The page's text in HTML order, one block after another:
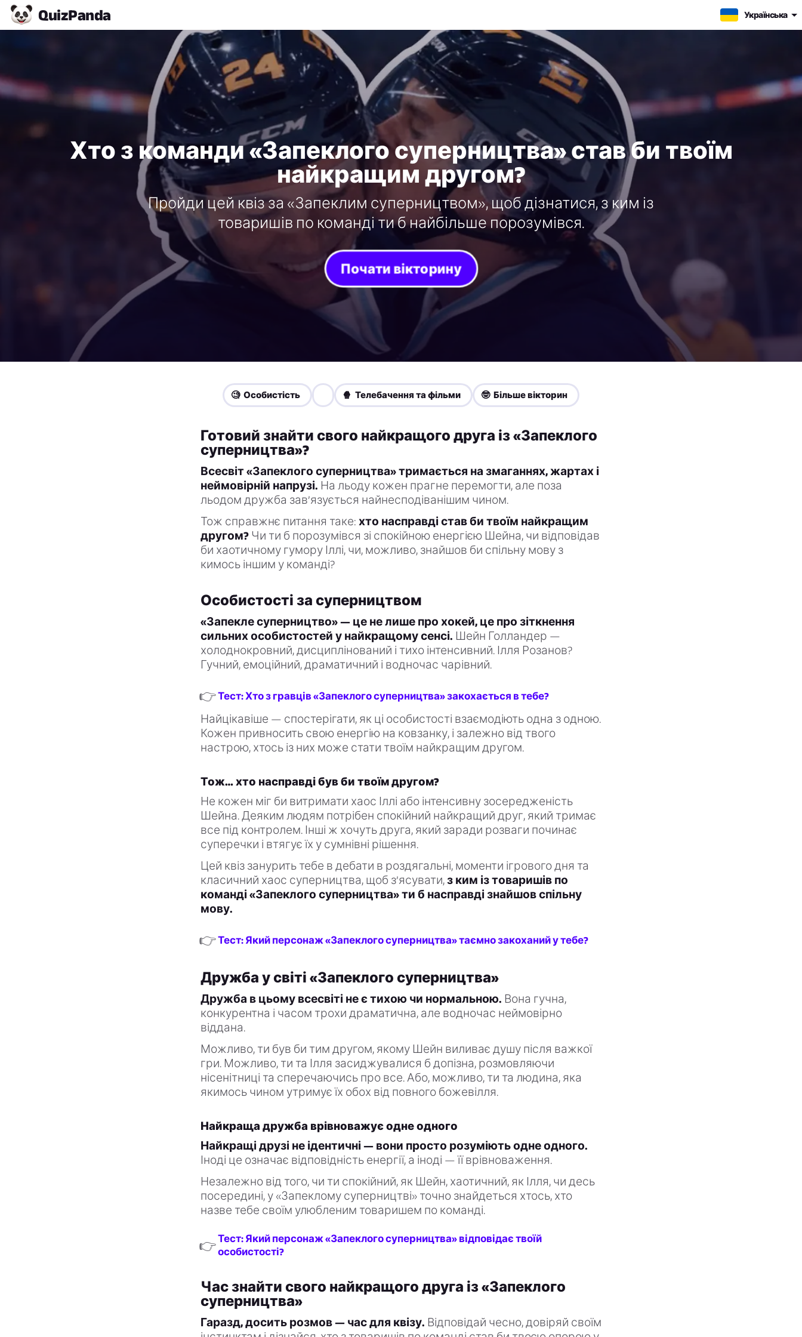
QuizPanda Українська
Хто з команди «Запеклого суперництва» став би твоїм
найкращим другом?
Пройди цей квіз за «Запеклим суперництвом», щоб дізнатися, з ким із
товаришів по команді ти б найбільше порозумівся.
Почати вікторину
🧐 Особистість 🍿 Телебачення та фільми 🤓 Більше вікторин
Готовий знайти свого найкращого друга із «Запеклого
суперництва»?
Всесвіт «Запеклого суперництва» тримається на змаганнях, жартах і
неймовірній напрузі. На льоду кожен прагне перемогти, але поза
льодом дружба зав’язується найнесподіванішим чином.
Тож справжнє питання таке: хто насправді став би твоїм найкращим
другом? Чи ти б порозумівся зі спокійною енергією Шейна, чи відповідав
би хаотичному гумору Іллі, чи, можливо, знайшов би спільну мову з
кимось іншим у команді?
Особистості за суперництвом
«Запекле суперництво» — це не лише про хокей, це про зіткнення
сильних особистостей у найкращому сенсі. Шейн Голландер —
холоднокровний, дисциплінований і тихо інтенсивний. Ілля Розанов?
Гучний, емоційний, драматичний і водночас чарівний.
👉Тест: Хто з гравців «Запеклого суперництва» закохається в тебе?
Найцікавіше — спостерігати, як ці особистості взаємодіють одна з одною.
Кожен привносить свою енергію на ковзанку, і залежно від твого
настрою, хтось із них може стати твоїм найкращим другом.
Тож… хто насправді був би твоїм другом?
Не кожен міг би витримати хаос Іллі або інтенсивну зосередженість
Шейна. Деяким людям потрібен спокійний найкращий друг, який тримає
все під контролем. Інші ж хочуть друга, який заради розваги починає
суперечки і втягує їх у сумнівні рішення.
Цей квіз занурить тебе в дебати в роздягальні, моменти ігрового дня та
класичний хаос суперництва, щоб з’ясувати,з ким із товаришів по
команді «Запеклого суперництва» ти б насправді знайшов спільну
мову.
👉Тест: Який персонаж «Запеклого суперництва» таємно закоханий у тебе?
Дружба у світі «Запеклого суперництва»
Дружба в цьому всесвіті не є тихою чи нормальною. Вона гучна,
конкурентна і часом трохи драматична, але водночас неймовірно
віддана.
Можливо, ти був би тим другом, якому Шейн виливає душу після важкої
гри. Можливо, ти та Ілля засиджувалися б допізна, розмовляючи
нісенітниці та сперечаючись про все. Або, можливо, ти та людина, яка
якимось чином утримує їх обох від повного божевілля.
Найкраща дружба врівноважує одне одного
Найкращі друзі не ідентичні — вони просто розуміють одне одного.
Іноді це означає відповідність енергії, а іноді — її врівноваження.
Незалежно від того, чи ти спокійний, як Шейн, хаотичний, як Ілля, чи десь
посередині, у «Запеклому суперництві» точно знайдеться хтось, хто
назве тебе своїм улюбленим товаришем по команді.
👉Тест: Який персонаж «Запеклого суперництва» відповідає твоїй
особистості?
Час знайти свого найкращого друга із «Запеклого
суперництва»
Гаразд, досить розмов — час для квізу. Відповідай чесно, довіряй своїм